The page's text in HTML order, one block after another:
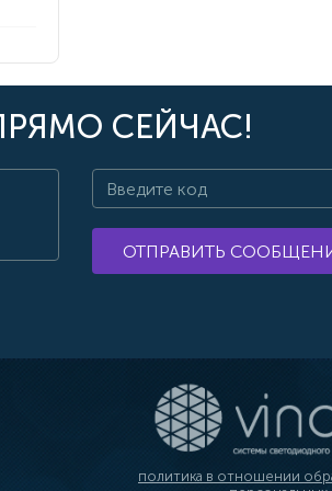
СЕЙЧАС!
ОТПРАВИТЬ
политика в отношении